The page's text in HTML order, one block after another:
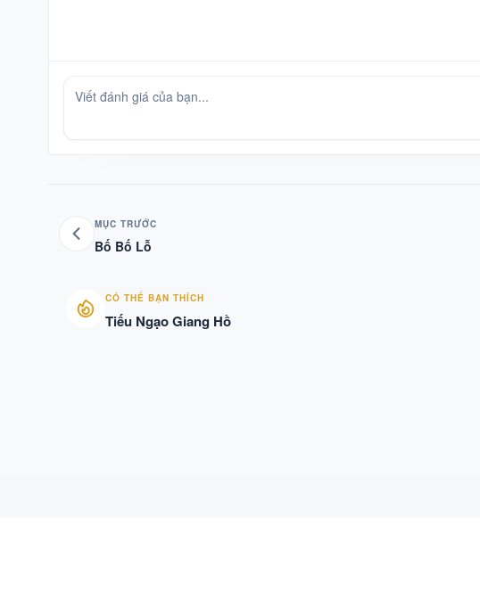
MỤC TRƯỚC
Bố Bố Lỗ
CÓ THỂ BẠN THÍCH
Tiếu Ngạo Giang Hồ